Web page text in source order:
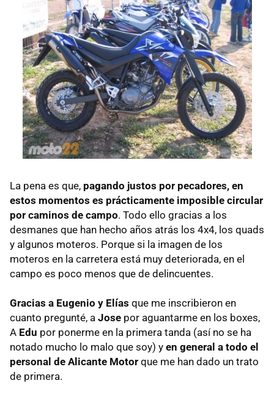
La pena es que, pagando justos por pecadores, en
estos momentos es prácticamente imposible circular
por caminos de campo. Todo ello gracias a los
desmanes que han hecho años atrás los 4x4, los quads
y algunos moteros. Porque si la imagen de los
moteros en la carretera está muy deteriorada, en el
campo es poco menos que de delincuentes.
Gracias a Eugenio y Elías que me inscribieron en
cuanto pregunté, a Jose por aguantarme en los boxes,
A Edu por ponerme en la primera tanda (así no se ha
notado mucho lo malo que soy) y en general a todo el
personal de Alicante Motor que me han dado un trato
de primera.